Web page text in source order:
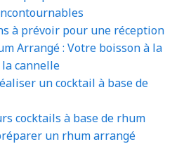
à prévoir pour une réception
Arrangé : Votre boisson à la
cannelle
un cocktail à base de
cocktails à base de rhum
un rhum arrangé